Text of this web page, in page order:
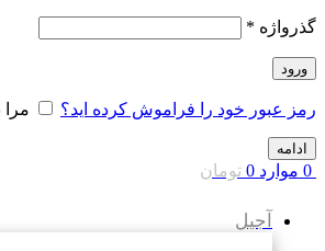
گذرواژه *
ورود
رمز عبور خود را فراموش کرده اید؟ مرا
ادامه
0 موارد 0 تومان
آجیل